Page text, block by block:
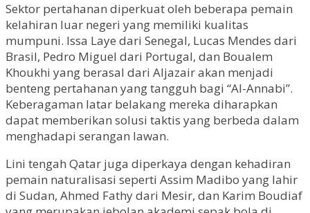
Sektor pertahanan diperkuat oleh beberapa pemain
kelahiran luar negeri yang memiliki kualitas
mumpuni. Issa Laye dari Senegal, Lucas Mendes dari
Brasil, Pedro Miguel dari Portugal, dan Boualem
Khoukhi yang berasal dari Aljazair akan menjadi
benteng pertahanan yang tangguh bagi “Al-Annabi”.
Keberagaman latar belakang mereka diharapkan
dapat memberikan solusi taktis yang berbeda dalam
menghadapi serangan lawan.
Lini tengah Qatar juga diperkaya dengan kehadiran
pemain naturalisasi seperti Assim Madibo yang lahir
di Sudan, Ahmed Fathy dari Mesir, dan Karim Boudiaf